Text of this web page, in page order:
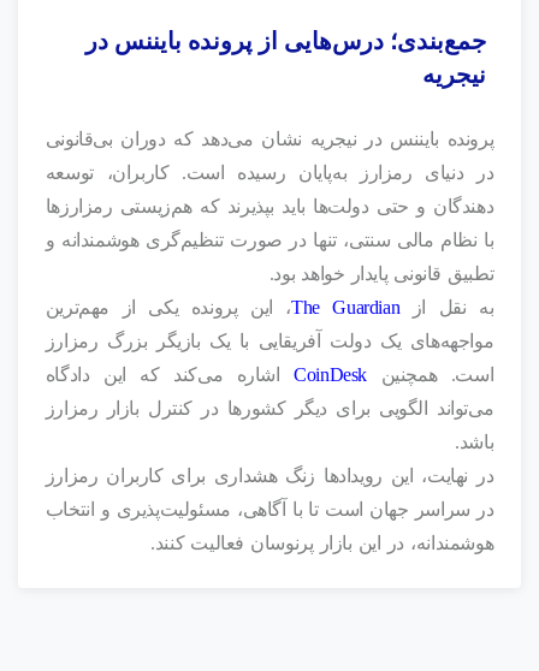
جمع‌بندی؛ درس‌هایی از پرونده بایننس در
نیجریه
پرونده بایننس در نیجریه نشان می‌دهد که دوران بی‌قانونی
در دنیای رمزارز به‌پایان رسیده است. کاربران، توسعه‌
دهندگان و حتی دولت‌ها باید بپذیرند که هم‌زیستی رمزارزها
با نظام مالی سنتی، تنها در صورت تنظیم‌گری هوشمندانه و
تطبیق قانونی پایدار خواهد بود.
به نقل ازThe Guardian، این پرونده یکی از مهم‌ترین
مواجهه‌های یک دولت آفریقایی با یک بازیگر بزرگ رمزارز
است. همچنین CoinDeskاشاره می‌کند که این دادگاه
می‌تواند الگویی برای دیگر کشورها در کنترل بازار رمزارز
باشد.
در نهایت، این رویدادها زنگ هشداری برای کاربران رمزارز
در سراسر جهان است تا با آگاهی، مسئولیت‌پذیری و انتخاب
هوشمندانه، در این بازار پرنوسان فعالیت کنند.